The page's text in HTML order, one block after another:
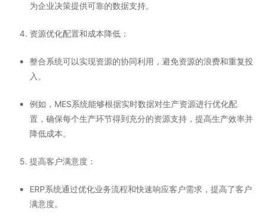
为企业决策提供可靠的数据支持。
资源优化配置和成本降低 ：
整合系统可以实现资源的协同利用，避免资源的浪费和重复投
入。
例如，MES系统能够根据实时数据对生产资源进行优化配
置，确保每个生产环节得到充分的资源支持，提高生产效率并
降低成本。
提高客户满意度 ：
ERP系统通过优化业务流程和快速响应客户需求，提高了客户
满意度。